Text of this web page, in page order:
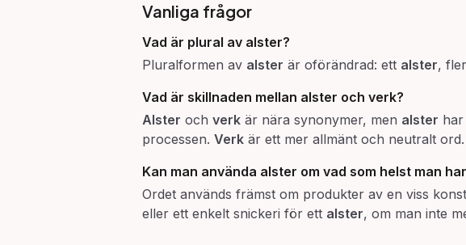
Vanliga frågor
Vad är plural av alster?
Pluralformen av alster är oförändrad: ett alster,
Vad är skillnaden mellan alster och verk?
Alster och verk är nära synonymer, men alster
processen. Verk är ett mer allmänt och neutralt ord.
Kan man använda alster om vad som helst man
Ordet används främst om produkter av en viss
eller ett enkelt snickeri för ett alster, om man inte